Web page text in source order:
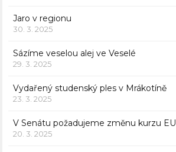
Jaro v regionu
30. 3. 2025
Sázíme veselou alej ve Veselé
29. 3. 2025
Vydařený studenský ples v Mrákotíně
23. 3. 2025
V Senátu požadujeme změnu kurzu EU
20. 3. 2025